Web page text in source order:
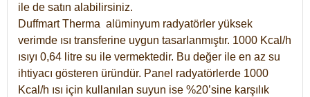
ile de satın alabilirsiniz.
Duffmart Therma alüminyum radyatörler yüksek
verimde ısı transferine uygun tasarlanmıştır. 1000 Kcal/h
ısıyı 0,64 litre su ile vermektedir. Bu değer ile en az su
ihtiyacı gösteren üründür. Panel radyatörlerde 1000
Kcal/h ısı için kullanılan suyun ise %20’sine karşılık